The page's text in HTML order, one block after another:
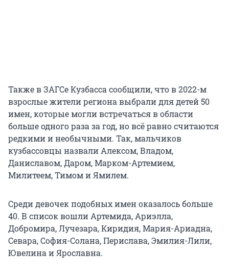
Также в ЗАГСе Кузбасса сообщили, что в 2022-м
взрослые жители региона выбрали для детей 50
имен, которые могли встречаться в области
больше одного раза за год, но всё равно считаются
редкими и необычными. Так, мальчиков
кузбассовцы назвали Алексом, Владом,
Даниславом, Даром, Марком-Артемием,
Милитеем, Тимом и Ямилем.
Среди девочек подобных имен оказалось больше
40. В список вошли Артемида, Ариэлла,
Добромира, Лучезара, Киридия, Мария-Ариадна,
Севара, София-Солана, Перислава, Эмилия-Лили,
Ювелина и Ярославна.